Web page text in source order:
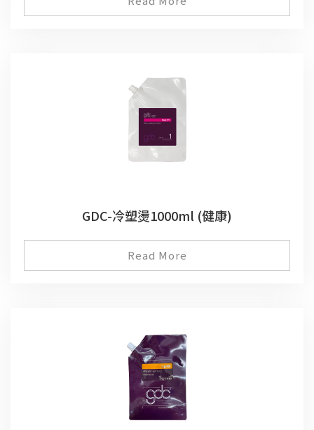
GDC-冷塑燙1000ml (健康)
Read More